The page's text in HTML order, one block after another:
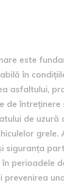
este
în
asfaltului,
de întreținere
de uzură
grele.
siguranța
perioadele
prevenirea